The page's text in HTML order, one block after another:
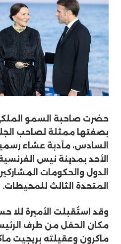
حضرت صاحبة السمو الملكي
بصفتها ممثلة لصاحب
السادس، مأدبة عشاء
الأحد بمدينة نيس
الدول والحكومات
المتحدة الثالث للمحيطات.
وقد استُقبلت الأميرة للا
مكان الحفل من طرف
ماكرون وعقيلته بريجيت